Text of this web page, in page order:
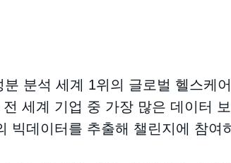
분석 세계 1위의 글로벌 헬스케
세계 기업 중 가장 많은 데이터
빅데이터를 추출해 챌린지에 참여